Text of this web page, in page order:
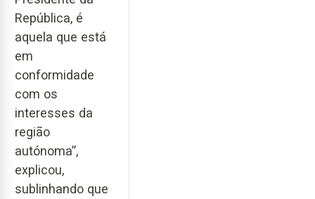
República, é
aquela que está
em
conformidade
com os
interesses da
região
autónoma”,
explicou,
sublinhando que